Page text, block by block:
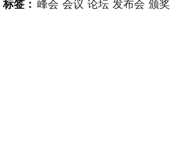
标签： 峰会 会议 论坛 发布会 颁奖